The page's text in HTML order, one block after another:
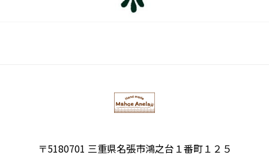
〒5180701 三重県名張市鴻之台１番町１２５